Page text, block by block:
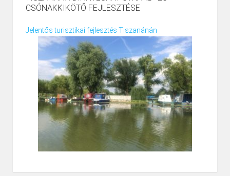
CSÓNAKKIKÖTŐ FEJLESZTÉSE
Jelentős turisztikai fejlesztés Tiszanánán